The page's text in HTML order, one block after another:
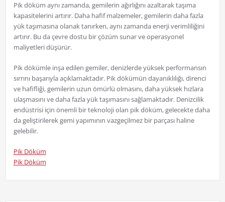
Pik döküm aynı zamanda, gemilerin ağırlığını azaltarak taşıma
kapasitelerini artırır. Daha hafif malzemeler, gemilerin daha fazla
yük taşımasına olanak tanırken, aynı zamanda enerji verimliliğini
artırır. Bu da çevre dostu bir çözüm sunar ve operasyonel
maliyetleri düşürür.
Pik dökümle inşa edilen gemiler, denizlerde yüksek performansın
sırrını başarıyla açıklamaktadır. Pik dökümün dayanıklılığı, direnci
ve hafifliği, gemilerin uzun ömürlü olmasını, daha yüksek hızlara
ulaşmasını ve daha fazla yük taşımasını sağlamaktadır. Denizcilik
endüstrisi için önemli bir teknoloji olan pik döküm, gelecekte daha
da geliştirilerek gemi yapımının vazgeçilmez bir parçası haline
gelebilir.
Pik Döküm
Pik Döküm